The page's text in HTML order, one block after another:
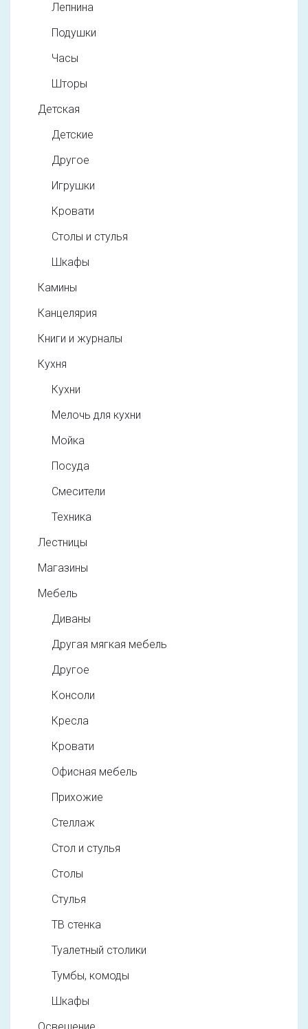
Лепнина
Подушки
Часы
Шторы
Детская
Детские
Другое
Игрушки
Кровати
Столы и стулья
Шкафы
Камины
Канцелярия
Книги и журналы
Кухня
Кухни
Мелочь для кухни
Мойка
Посуда
Смесители
Техника
Лестницы
Магазины
Мебель
Диваны
Другая мягкая мебель
Другое
Консоли
Кресла
Кровати
Офисная мебель
Прихожие
Стеллаж
Стол и стулья
Столы
Стулья
ТВ стенка
Туалетный столики
Тумбы, комоды
Шкафы